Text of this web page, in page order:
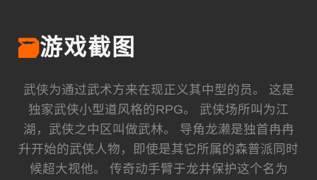
🗃️游戏截图
武侠为通过武术方来在现正义其中型的员。 这是
独家武侠小型道风格的RPG。 武侠场所叫为江
湖，武侠之中区叫做武林。 导角龙濑是独首冉冉
升开始的武侠人物，即使是其它所属的森普派同时
候超大视他。 传奇动手臂于龙井保护这个名为